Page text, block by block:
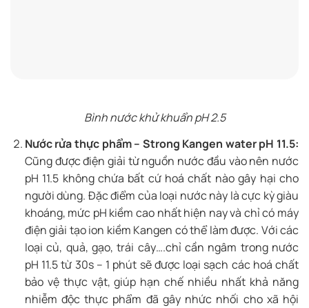
Bình nước khử khuẩn pH 2.5
Nước rửa thực phẩm – Strong Kangen water pH 11.5:
Cũng được điện giải từ nguồn nước đầu vào nên nước
pH 11.5 không chứa bất cứ hoá chất nào gây hại cho
người dùng. Đặc điểm của loại nước này là cực kỳ giàu
khoáng, mức pH kiềm cao nhất hiện nay và chỉ có máy
điện giải tạo ion kiềm Kangen có thể làm được. Với các
loại củ, quả, gạo, trái cây….chỉ cần ngâm trong nước
pH 11.5 từ 30s – 1 phút sẽ được loại sạch các hoá chất
bảo vệ thực vật, giúp hạn chế nhiều nhất khả năng
nhiễm độc thực phẩm đã gây nhức nhối cho xã hội